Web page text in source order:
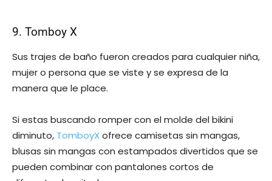
9. Tomboy X
Sus trajes de baño fueron creados para cualquier niña,
mujer o persona que se viste y se expresa de la
manera que le place.
Si estas buscando romper con el molde del bikini
diminuto, TomboyXofrece camisetas sin mangas,
blusas sin mangas con estampados divertidos que se
pueden combinar con pantalones cortos de